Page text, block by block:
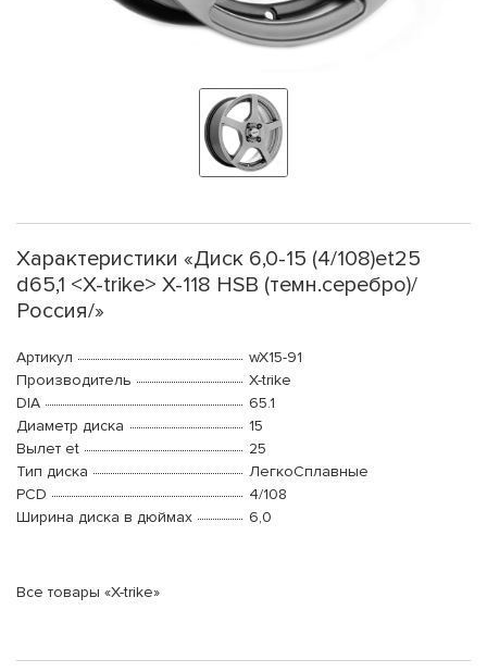
Характеристики «Диск 6,0-15 (4/108)et25
d65,1 <X-trike> X-118 HSB (темн.серебро)/
Россия/»
Артикул
wX15-91
Производитель
X-trike
DIA
65.1
Диаметр диска
15
Вылет et
25
Тип диска
ЛегкоСплавные
PCD
4/108
Ширина диска в дюймах
6,0
Все товары «X-trike»